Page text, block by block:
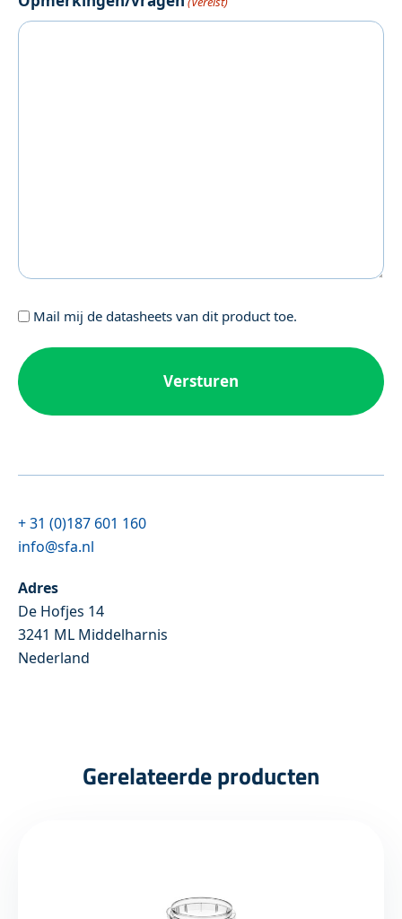
Geen
Mail mij de datasheets van dit product toe.
+ 31 (0)187 601 160
info@sfa.nl
Adres
De Hofjes 14
3241 ML Middelharnis
Nederland
Gerelateerde producten